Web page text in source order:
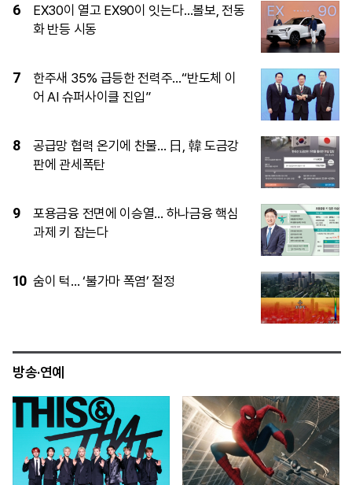
1
태풍 ‘돌핀’에 LCC 긴장…휴가철 단거리
노선 영향은
2
“증거 잡아도 혐의 적용 막히면”…‘경제·지
능’ 등 고난도 법리 검토 떠안는 경찰
3
[한화 3남 김동선 홀로서기②] 한화맨·외
부 전문가 포진한 ‘김동선 사단’…신사업
4
“中 점유율 끌어올려라”… 현대차, 아이오
닉 V로 승부수
5
3연임 제동 압박에 금융지주 ‘부회장직’
방송·연예